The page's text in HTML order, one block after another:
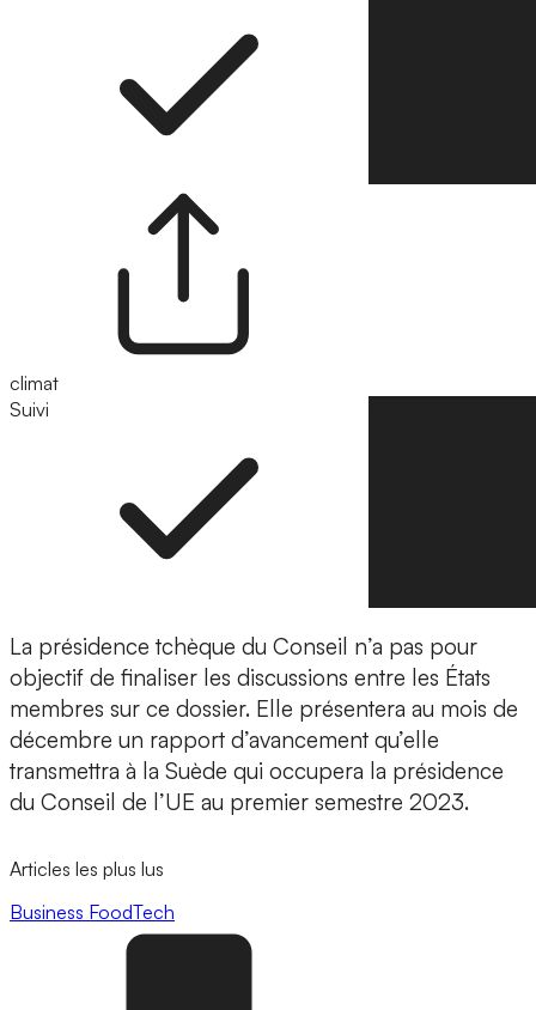
climat
Suivi
La présidence tchèque du Conseil n’a pas pour
objectif de finaliser les discussions entre les États
membres sur ce dossier. Elle présentera au mois de
décembre un rapport d’avancement qu’elle
transmettra à la Suède qui occupera la présidence
du Conseil de l’UE au premier semestre 2023.
Articles les plus lus
Business FoodTech